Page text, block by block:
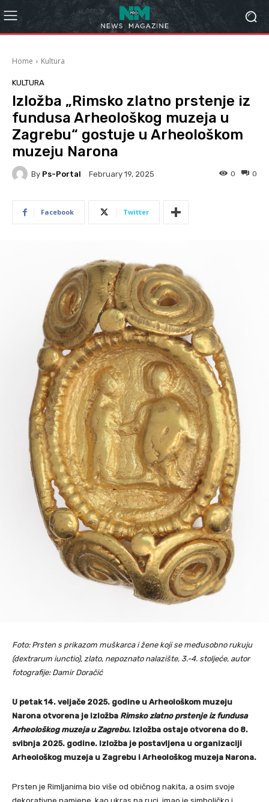
Home Kultura
KULTURA
Izložba „Rimsko zlatno prstenje iz
fundusa Arheološkog muzeja u
Zagrebu“ gostuje u Arheološkom
muzeju Narona
By Ps-Portal February 19, 2025 0
0
Facebook Twitter
Foto: Prsten s prikazom muškarca i žene koji se međusobno rukuju
(dextrarum iunctio), zlato, nepoznato nalazište, 3.-4. stoljeće, autor
fotografije: Damir Doračić
U petak 14. veljače 2025. godine u Arheološkom muzeju
Narona otvorena je izložba Rimsko zlatno prstenje iz fundusa
Arheološkog muzeja u Zagrebu. Izložba ostaje otvorena do 8.
svibnja 2025. godine. Izložba je postavljena u organizaciji
Arheološkog muzeja u Zagrebu i Arheološkog muzeja Narona.
Prsten je Rimljanima bio više od običnog nakita, a osim svoje